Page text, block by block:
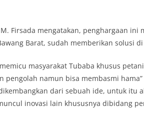
Firsada mengatakan, penghargaan ini
Barat, sudah memberikan solusi
masyarakat Tubaba khusus
namun bisa membasmi
dari sebuah ide, untuk itu
inovasi lain khususnya dibidang